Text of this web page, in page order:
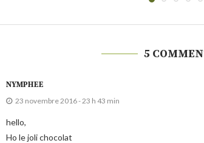
5
NYMPHEE
23 novembre 2016 - 23 h 43 min
hello,
Ho le joli chocolat